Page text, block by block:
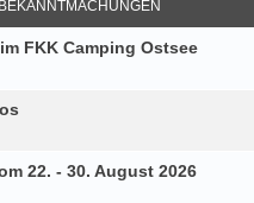
BEKANNTMACHUNGEN
FKK Camping Ostsee
22. - 30. August 2026